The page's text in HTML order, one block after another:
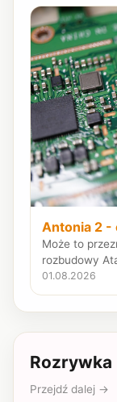
Antonia 2 -
Może to
rozbudowy
01.08.2026
Rozrywka
Przejdź dalej →